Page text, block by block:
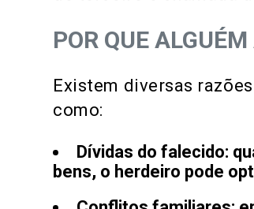
POR QUE
Existem diversas
como:
Dívidas do falecido:
bens, o herdeiro pode